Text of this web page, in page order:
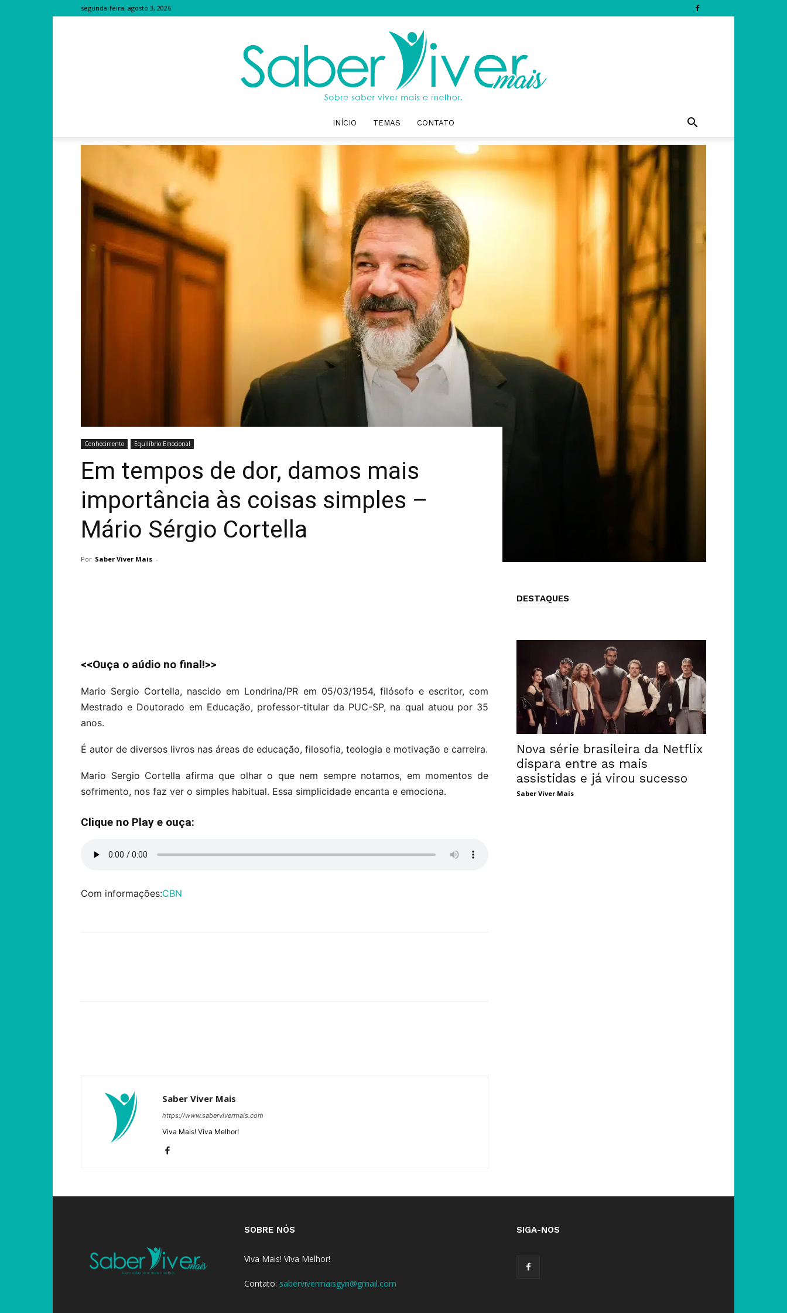
segunda-feira, agosto 3, 2026
Saber
Viver
Mais
INÍCIO TEMAS CONTATO
Conhecimento Equilíbrio Emocional
Em tempos de dor, damos mais
importância às coisas simples –
Mário Sérgio Cortella
Por Saber Viver Mais -
<<Ouça o aúdio no final!>>
Mario Sergio Cortella, nascido em Londrina/PR em 05/03/1954, filósofo e escritor, com
Mestrado e Doutorado em Educação, professor-titular da PUC-SP, na qual atuou por 35
anos.
É autor de diversos livros nas áreas de educação, filosofia, teologia e motivação e carreira.
Mario Sergio Cortella afirma que olhar o que nem sempre notamos, em momentos de
sofrimento, nos faz ver o simples habitual. Essa simplicidade encanta e emociona.
Clique no Play e ouça:
Com informações:CBN
Saber Viver Mais
https://www.sabervivermais.com
Viva Mais! Viva Melhor!
DESTAQUES
Nova série brasileira da Netflix
dispara entre as mais
assistidas e já virou sucesso
Saber Viver Mais
SOBRE NÓS
Viva Mais! Viva Melhor!
Contato: sabervivermaisgyn@gmail.com
SIGA-NOS